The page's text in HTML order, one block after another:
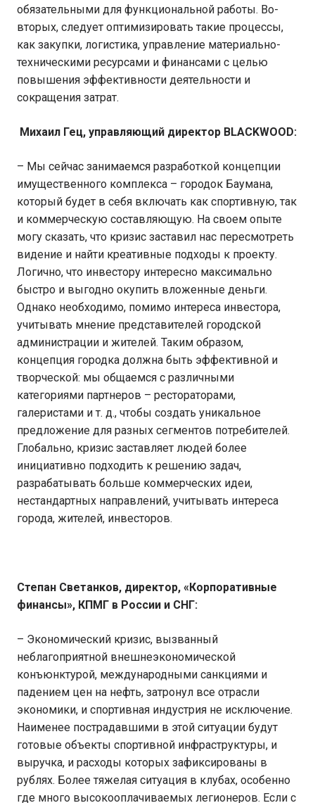
обязательными для функциональной работы. Во-
вторых, следует оптимизировать такие процессы,
как закупки, логистика, управление материально-
техническими ресурсами и финансами с целью
повышения эффективности деятельности и
сокращения затрат.
Михаил Гец, управляющий директор BLACKWOOD:
– Мы сейчас занимаемся разработкой концепции
имущественного комплекса – городок Баумана,
который будет в себя включать как спортивную, так
и коммерческую составляющую. На своем опыте
могу сказать, что кризис заставил нас пересмотреть
видение и найти креативные подходы к проекту.
Логично, что инвестору интересно максимально
быстро и выгодно окупить вложенные деньги.
Однако необходимо, помимо интереса инвестора,
учитывать мнение представителей городской
администрации и жителей. Таким образом,
концепция городка должна быть эффективной и
творческой: мы общаемся с различными
категориями партнеров – рестораторами,
галеристами и т. д., чтобы создать уникальное
предложение для разных сегментов потребителей.
Глобально, кризис заставляет людей более
инициативно подходить к решению задач,
разрабатывать больше коммерческих идеи,
нестандартных направлений, учитывать интереса
города, жителей, инвесторов.
Степан Светанков, директор, «Корпоративные
финансы», КПМГ в России и СНГ:
– Экономический кризис, вызванный
неблагоприятной внешнеэкономической
конъюнктурой, международными санкциями и
падением цен на нефть, затронул все отрасли
экономики, и спортивная индустрия не исключение.
Наименее пострадавшими в этой ситуации будут
готовые объекты спортивной инфраструктуры, и
выручка, и расходы которых зафиксированы в
рублях. Более тяжелая ситуация в клубах, особенно
где много высокооплачиваемых легионеров. Если с